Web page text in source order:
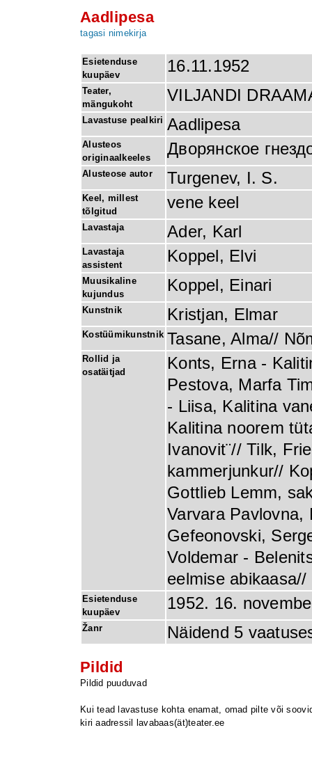
Aadlipesa
tagasi nimekirja
Esietenduse
kuupäev
16.11.1952
Teater,
mängukoht
VILJANDI
Lavastuse pealkiri Aadlipesa
Alusteos
originaalkeeles
Дворянское
Alusteose autor Turgenev, I. S.
Keel, millest
tõlgitud
vene keel
Lavastaja Ader, Karl
Lavastaja
assistent
Koppel, Elvi
Muusikaline
kujundus
Koppel, Einari
Kunstnik Kristjan, Elmar
Kostüümikunstnik Tasane, Alma//
Rollid ja
osatäitjad
Konts, Erna -
Pestova, Marfa
- Liisa, Kalitina
Kalitina noorem
Ivanovit¨// Tilk,
kammerjunkur//
Gottlieb Lemm,
Varvara
Gefeonovski,
Voldemar -
eelmise
Esietenduse
kuupäev
1952. 16.
Žanr Näidend 5
Pildid
Pildid puuduvad
Kui tead lavastuse kohta enamat, omad pilte või
kiri aadressil lavabaas(ät)teater.ee